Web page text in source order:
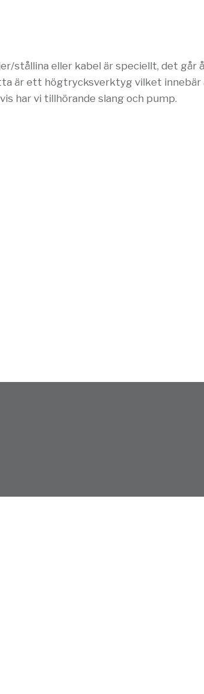
stållina eller kabel är speciellt, det går
är ett högtrycksverktyg vilket
har vi tillhörande slang och pump.